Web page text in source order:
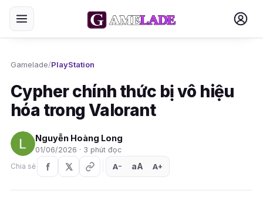
Gamelade/PlayStation
Cypher chính thức bị vô hiệu
hóa trong Valorant
Nguyễn Hoàng Long
01/06/2026 · 3 phút đọc
Chia sẻ
A− aA A+